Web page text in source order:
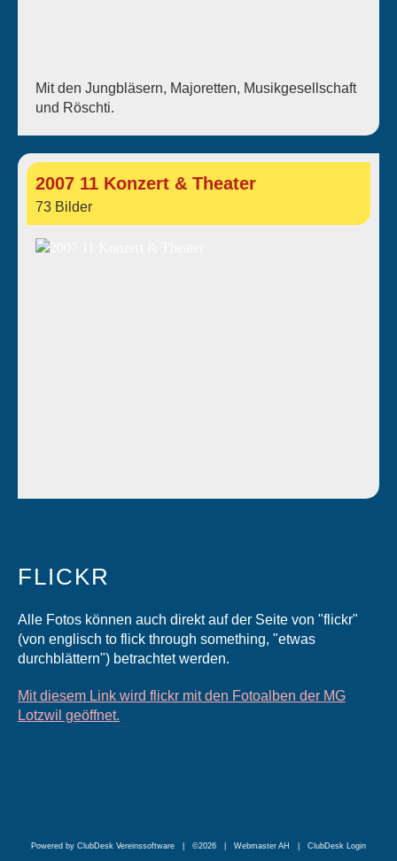
Mit den Jungbläsern, Majoretten, Musikgesellschaft
und Röschti.
2007 11 Konzert & Theater
73 Bilder
FLICKR
Alle Fotos können auch direkt auf der Seite von "flickr"
(von englisch to flick through something, "etwas
durchblättern") betrachtet werden.
Mit diesem Link wird flickr mit den Fotoalben der MG
Lotzwil geöffnet.
Powered by ClubDesk Vereinssoftware | ©2026 | Webmaster AH | ClubDesk Login